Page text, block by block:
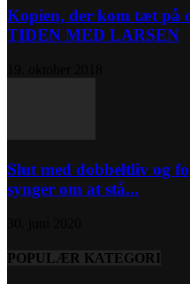
Kopien, der kom tæt på
TIDEN MED LARSEN
Slut med dobbeltliv og
synger om at stå...
POPULÆR KATEGORI